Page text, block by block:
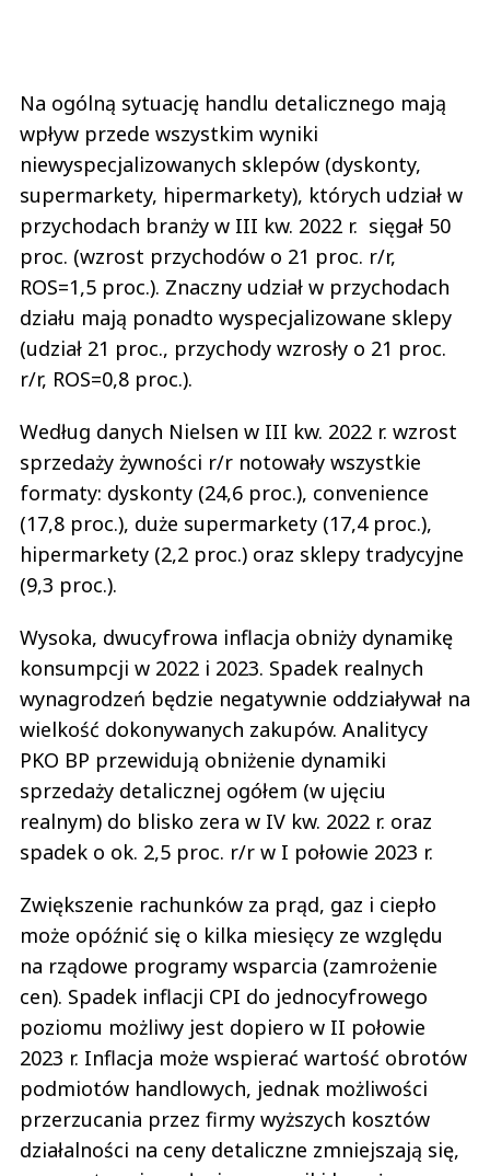
Na ogólną sytuację handlu detalicznego mają
wpływ przede wszystkim wyniki
niewyspecjalizowanych sklepów (dyskonty,
supermarkety, hipermarkety), których udział w
przychodach branży w III kw. 2022 r. sięgał 50
proc. (wzrost przychodów o 21 proc. r/r,
ROS=1,5 proc.). Znaczny udział w przychodach
działu mają ponadto wyspecjalizowane sklepy
(udział 21 proc., przychody wzrosły o 21 proc.
r/r, ROS=0,8 proc.).
Według danych Nielsen w III kw. 2022 r. wzrost
sprzedaży żywności r/r notowały wszystkie
formaty: dyskonty (24,6 proc.), convenience
(17,8 proc.), duże supermarkety (17,4 proc.),
hipermarkety (2,2 proc.) oraz sklepy tradycyjne
(9,3 proc.).
Wysoka, dwucyfrowa inflacja obniży dynamikę
konsumpcji w 2022 i 2023. Spadek realnych
wynagrodzeń będzie negatywnie oddziaływał na
wielkość dokonywanych zakupów. Analitycy
PKO BP przewidują obniżenie dynamiki
sprzedaży detalicznej ogółem (w ujęciu
realnym) do blisko zera w IV kw. 2022 r. oraz
spadek o ok. 2,5 proc. r/r w I połowie 2023 r.
Zwiększenie rachunków za prąd, gaz i ciepło
może opóźnić się o kilka miesięcy ze względu
na rządowe programy wsparcia (zamrożenie
cen). Spadek inflacji CPI do jednocyfrowego
poziomu możliwy jest dopiero w II połowie
2023 r. Inflacja może wspierać wartość obrotów
podmiotów handlowych, jednak możliwości
przerzucania przez firmy wyższych kosztów
działalności na ceny detaliczne zmniejszają się,